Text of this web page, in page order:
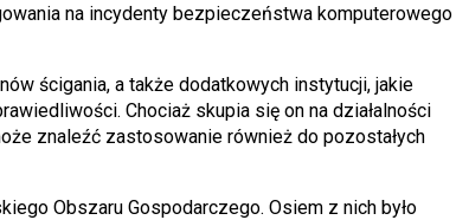
na incydenty bezpieczeństwa komputerowego
ścigania, a także dodatkowych instytucji, jakie
Chociaż skupia się on na działalności
znaleźć zastosowanie również do pozostałych
Obszaru Gospodarczego. Osiem z nich było